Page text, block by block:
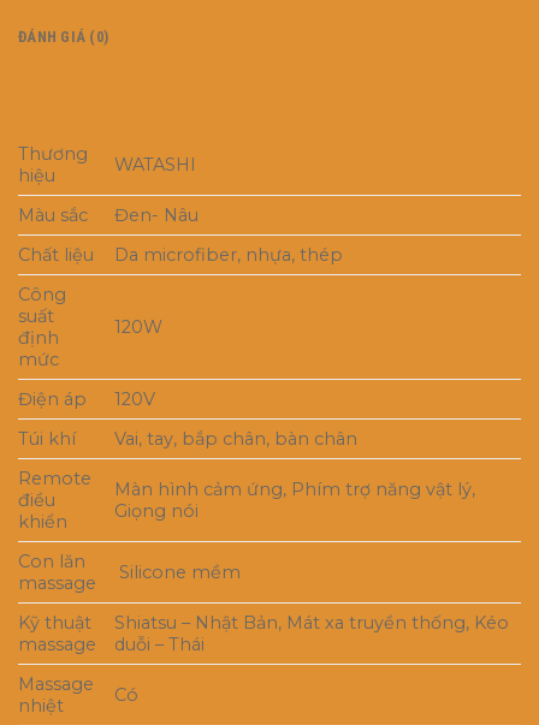
ĐÁNH GIÁ (0)
Thương
hiệu
WATASHI
Màu sắc
Đen- Nâu
Chất liệu
Da microfiber, nhựa, thép
Công
suất
định
mức
120W
Điện áp
120V
Túi khí
Vai, tay, bắp chân, bàn chân
Remote
điều
khiển
Màn hình cảm ứng, Phím trợ năng vật lý,
Giọng nói
Con lăn
massage
Silicone mềm
Kỹ thuật
massage
Shiatsu – Nhật Bản, Mát xa truyền thống, Kéo
duỗi – Thái
Massage
nhiệt
Có